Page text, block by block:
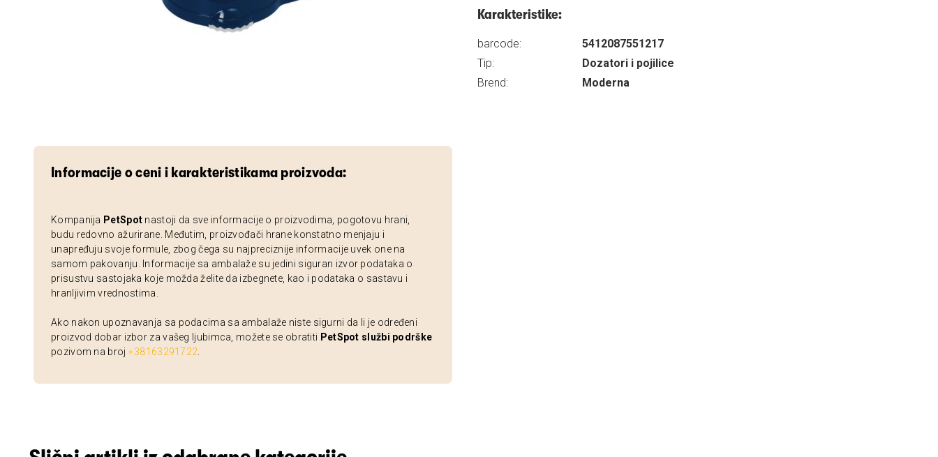
Informacije o ceni i karakteristikama proizvoda:
Kompanija PetSpot nastoji da sve informacije o proizvodima, pogotovu hrani,
budu redovno ažurirane. Međutim, proizvođači hrane konstatno menjaju i
unapređuju svoje formule, zbog čega su najpreciznije informacije uvek one na
samom pakovanju. Informacije sa ambalaže su jedini siguran izvor podataka o
prisustvu sastojaka koje možda želite da izbegnete, kao i podataka o sastavu i
hranljivim vrednostima.
Ako nakon upoznavanja sa podacima sa ambalaže niste sigurni da li je određeni
proizvod dobar izbor za vašeg ljubimca, možete se obratiti PetSpot službi podrške
pozivom na broj +38163291722
Karakteristike:
barcode:
5412087551217
Tip:
Dozatori i pojilice
Brend:
Moderna